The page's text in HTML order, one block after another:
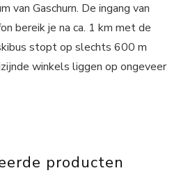
van Gaschurn. De ingang van
bereik je na ca. 1 km met de
stopt op slechts 600 m
winkels liggen op ongeveer
producten